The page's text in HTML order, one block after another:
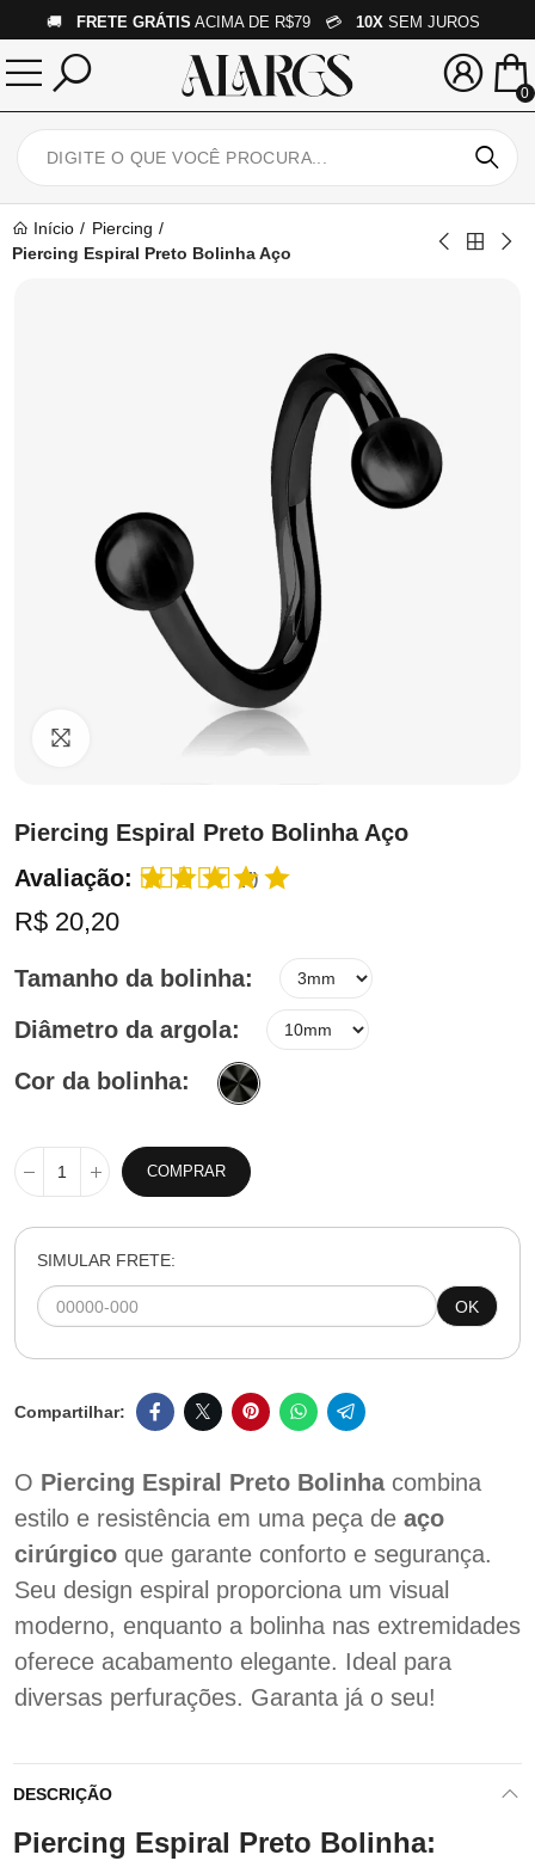
🚚 FRETE GRÁTIS ACIMA DE R$79 💳 10X SEM JUROS
0
Início
Piercing
Piercing Espiral Preto Bolinha Aço
Clique para ampliar
Piercing Espiral Preto Bolinha Aço
Avaliação:
(4)
R$ 20,20
Tamanho da bolinha
Diâmetro da argola
Cor da bolinha
COMPRAR
SIMULAR FRETE:
OK
O Piercing Espiral Preto Bolinhacombina
estilo e resistência em uma peça de aço
cirúrgico que garante conforto e segurança.
Seu design espiral proporciona um visual
moderno, enquanto a bolinha nas extremidades
oferece acabamento elegante. Ideal para
diversas perfurações. Garanta já o seu!
DESCRIÇÃO
Piercing Espiral Preto Bolinha: